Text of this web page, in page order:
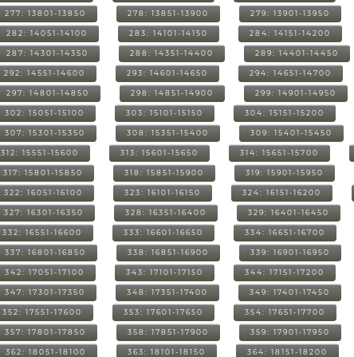
277: 13801-13850 278: 13851-13900 279: 13901-13950
282: 14051-14100 283: 14101-14150 284: 14151-14200
287: 14301-14350 288: 14351-14400 289: 14401-14450
292: 14551-14600 293: 14601-14650 294: 14651-14700
297: 14801-14850 298: 14851-14900 299: 14901-14950
302: 15051-15100 303: 15101-15150 304: 15151-15200
307: 15301-15350 308: 15351-15400 309: 15401-15450
312: 15551-15600 313: 15601-15650 314: 15651-15700
317: 15801-15850 318: 15851-15900 319: 15901-15950
322: 16051-16100 323: 16101-16150 324: 16151-16200
327: 16301-16350 328: 16351-16400 329: 16401-16450
332: 16551-16600 333: 16601-16650 334: 16651-16700
337: 16801-16850 338: 16851-16900 339: 16901-16950
342: 17051-17100 343: 17101-17150 344: 17151-17200
347: 17301-17350 348: 17351-17400 349: 17401-17450
352: 17551-17600 353: 17601-17650 354: 17651-17700
357: 17801-17850 358: 17851-17900 359: 17901-17950
362: 18051-18100 363: 18101-18150 364: 18151-18200